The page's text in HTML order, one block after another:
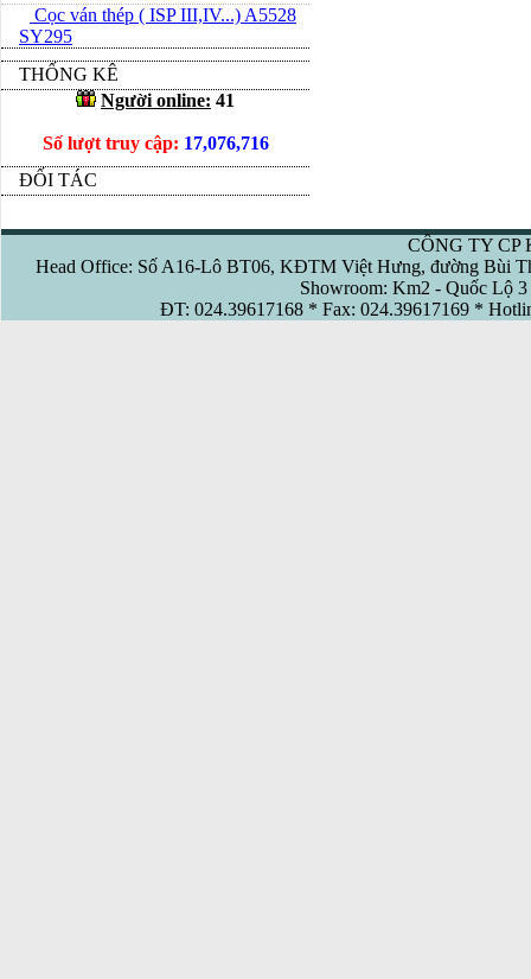
Cọc ván thép ( ISP III,IV...) A5528
SY295
THỐNG KÊ
Người online: 41
Số lượt truy cập: 17,076,716
ĐỐI TÁC
CÔNG TY CP
Head Office: Số A16-Lô BT06, KĐTM Việt Hưng, đường Bùi
Showroom: Km2 - Quốc Lộ
ĐT: 024.39617168 * Fax: 024.39617169 *